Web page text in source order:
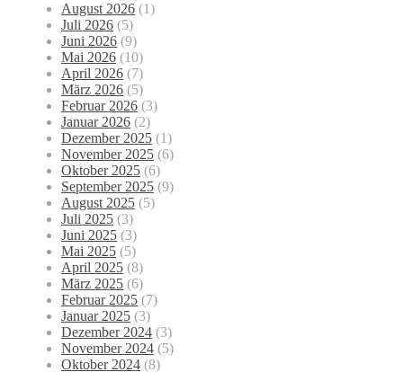
August 2026 (1)
Juli 2026 (5)
Juni 2026 (9)
Mai 2026 (10)
April 2026 (7)
März 2026 (5)
Februar 2026 (3)
Januar 2026 (2)
Dezember 2025 (1)
November 2025 (6)
Oktober 2025 (6)
September 2025 (9)
August 2025 (5)
Juli 2025 (3)
Juni 2025 (3)
Mai 2025 (5)
April 2025 (8)
März 2025 (6)
Februar 2025 (7)
Januar 2025 (3)
Dezember 2024 (3)
November 2024 (5)
Oktober 2024 (8)